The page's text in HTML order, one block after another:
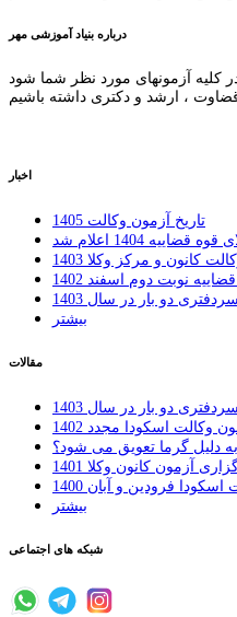
درباره بنیاد آموزشی مهر
اخبار
تاریخ آزمون وکالت 1405
کانون و مرکز وکلا 1403
نوبت دوم اسفند 1402
دو بار در سال 1403
بیشتر
مقالات
دو بار در سال 1403
وکالت اسکودا مجدد 1402
آزمون کانون وکلا 1401
فرودین و آبان 1400
بیشتر
شبکه های اجتماعی